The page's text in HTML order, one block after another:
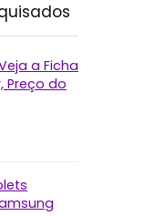
a Ficha
Preço do